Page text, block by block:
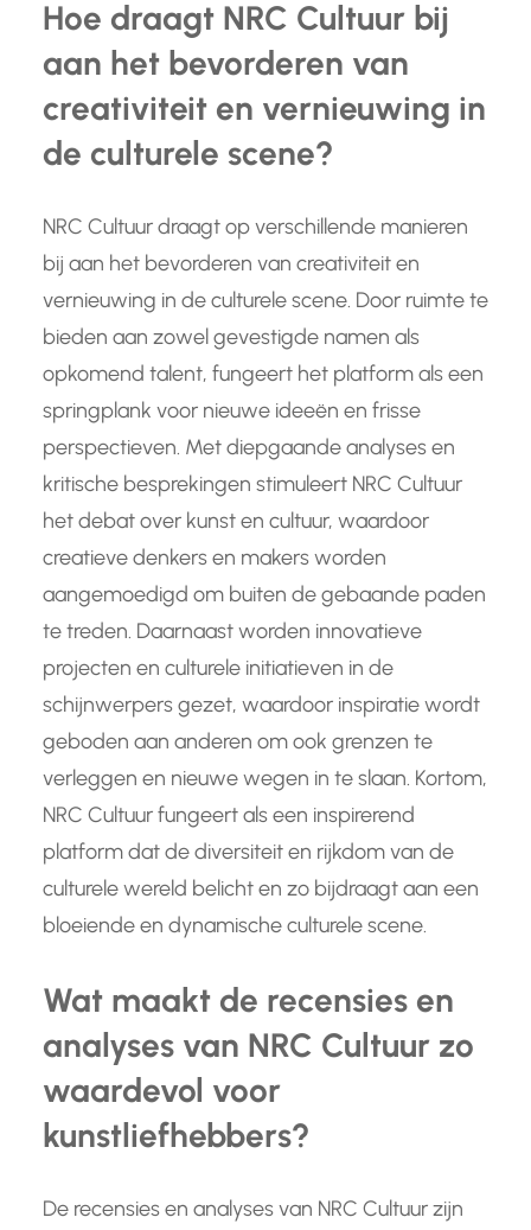
Hoe draagt NRC Cultuur bij
aan het bevorderen van
creativiteit en vernieuwing in
de culturele scene?
NRC Cultuur draagt op verschillende manieren
bij aan het bevorderen van creativiteit en
vernieuwing in de culturele scene. Door ruimte te
bieden aan zowel gevestigde namen als
opkomend talent, fungeert het platform als een
springplank voor nieuwe ideeën en frisse
perspectieven. Met diepgaande analyses en
kritische besprekingen stimuleert NRC Cultuur
het debat over kunst en cultuur, waardoor
creatieve denkers en makers worden
aangemoedigd om buiten de gebaande paden
te treden. Daarnaast worden innovatieve
projecten en culturele initiatieven in de
schijnwerpers gezet, waardoor inspiratie wordt
geboden aan anderen om ook grenzen te
verleggen en nieuwe wegen in te slaan. Kortom,
NRC Cultuur fungeert als een inspirerend
platform dat de diversiteit en rijkdom van de
culturele wereld belicht en zo bijdraagt aan een
bloeiende en dynamische culturele scene.
Wat maakt de recensies en
analyses van NRC Cultuur zo
waardevol voor
kunstliefhebbers?
De recensies en analyses van NRC Cultuur zijn